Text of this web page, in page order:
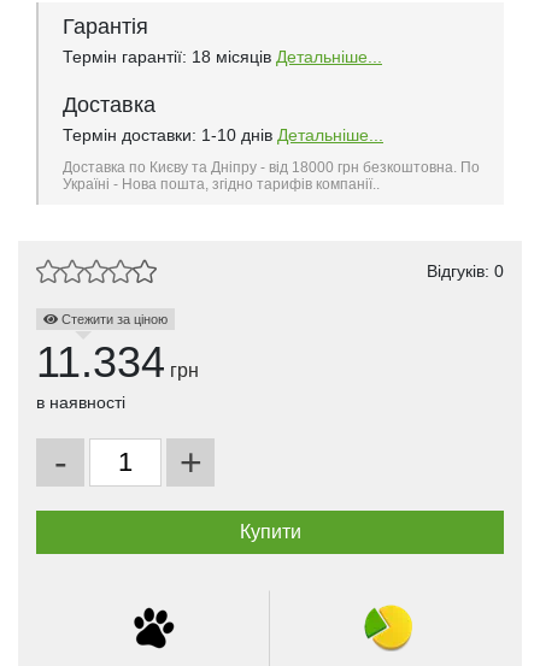
Гарантія
Термін гарантії: 18 місяців Детальніше...
Доставка
Термін доставки: 1-10 днів Детальніше...
Доставка по Києву та Дніпру - від 18000 грн безкоштовна. По
Україні - Нова пошта, згідно тарифів компанії..
Відгуків: 0
Стежити за ціною
11.334 грн
в наявності
- +